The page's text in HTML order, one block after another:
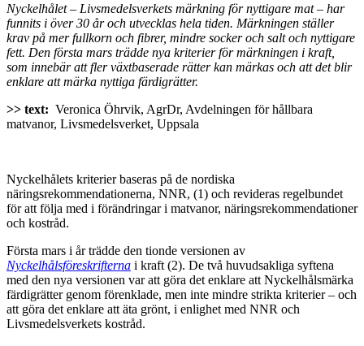
Nyckelhålet – Livsmedelsverkets märkning för nyttigare mat – har
funnits i över 30 år och utvecklas hela tiden. Märkningen ställer
krav på mer fullkorn och fibrer, mindre socker och salt och nyttigare
fett. Den första mars trädde nya kriterier för märkningen i kraft,
som innebär att fler växtbaserade rätter kan märkas och att det blir
enklare att märka nyttiga färdigrätter.
>> text: Veronica Öhrvik, AgrDr, Avdelningen för hållbara
matvanor, Livsmedelsverket, Uppsala
Nyckelhålets kriterier baseras på de nordiska
näringsrekommendationerna, NNR, (1) och revideras regelbundet
för att följa med i förändringar i matvanor, näringsrekommendationer
och kostråd.
Första mars i år trädde den tionde versionen av
Nyckelhålsföreskrifterna i kraft (2). De två huvudsakliga syftena
med den nya versionen var att göra det enklare att Nyckelhålsmärka
färdigrätter genom förenklade, men inte mindre strikta kriterier – och
att göra det enklare att äta grönt, i enlighet med NNR och
Livsmedelsverkets kostråd.